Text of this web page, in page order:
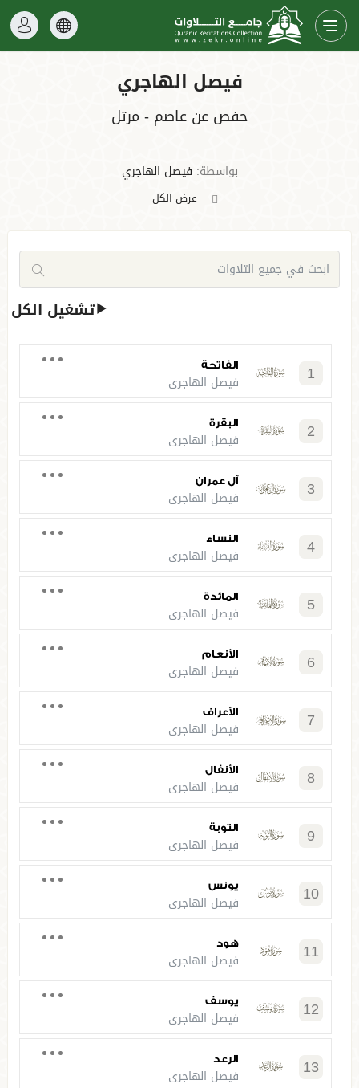
فيصل الهاجري
حفص عن عاصم - مرتل
بواسطة: فيصل الهاجري
عرض الكل
تشغيل الكل
1 الفاتحة
فيصل الهاجري
2 البقرة
فيصل الهاجري
3 آل عمران
فيصل الهاجري
4 النساء
فيصل الهاجري
5 المائدة
فيصل الهاجري
6 الأنعام
فيصل الهاجري
7 الأعراف
فيصل الهاجري
8 الأنفال
فيصل الهاجري
9 التوبة
فيصل الهاجري
10 يونس
فيصل الهاجري
11 هود
فيصل الهاجري
12 يوسف
فيصل الهاجري
13 الرعد
فيصل الهاجري